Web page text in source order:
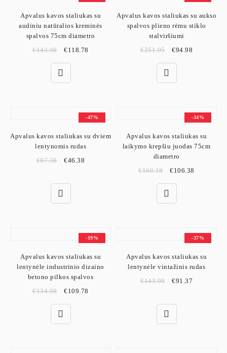
Apvalus kavos staliukas su
audiniu natūralios kreminės
spalvos 75cm diametro
€143.98 €118.78
Apvalus kavos staliukas su aukso
spalvos plieno rėmu stiklo
stalviršiumi
€251.95 €94.98
-47%
Apvalus kavos staliukas su dviem
lentynomis rudas
€87.38 €46.38
-34%
Apvalus kavos staliukas su
laikymo krepšiu juodas 75cm
diametro
€160.18 €106.38
-19%
Apvalus kavos staliukas su
lentynėle industrinio dizaino
betono pilkos spalvos
€134.98 €109.78
-37%
Apvalus kavos staliukas su
lentynėle vintažinis rudas
€143.98 €91.37